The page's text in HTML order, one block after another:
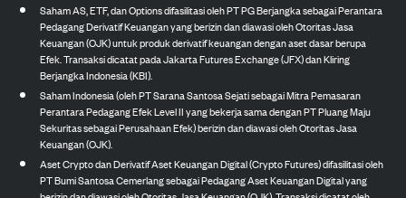
Saham AS, ETF, dan Options difasilitasi oleh PT PG Berjangka sebagai Perantara
Pedagang Derivatif Keuangan yang berizin dan diawasi oleh Otoritas Jasa
Keuangan (OJK) untuk produk derivatif keuangan dengan aset dasar berupa
Efek. Transaksi dicatat pada Jakarta Futures Exchange (JFX) dan Kliring
Berjangka Indonesia (KBI).
Saham Indonesia (oleh PT Sarana Santosa Sejati sebagai Mitra Pemasaran
Perantara Pedagang Efek Level II yang bekerja sama dengan PT Pluang Maju
Sekuritas sebagai Perusahaan Efek) berizin dan diawasi oleh Otoritas Jasa
Keuangan (OJK).
Aset Crypto dan Derivatif Aset Keuangan Digital (Crypto Futures) difasilitasi oleh
PT Bumi Santosa Cemerlang sebagai Pedagang Aset Keuangan Digital yang